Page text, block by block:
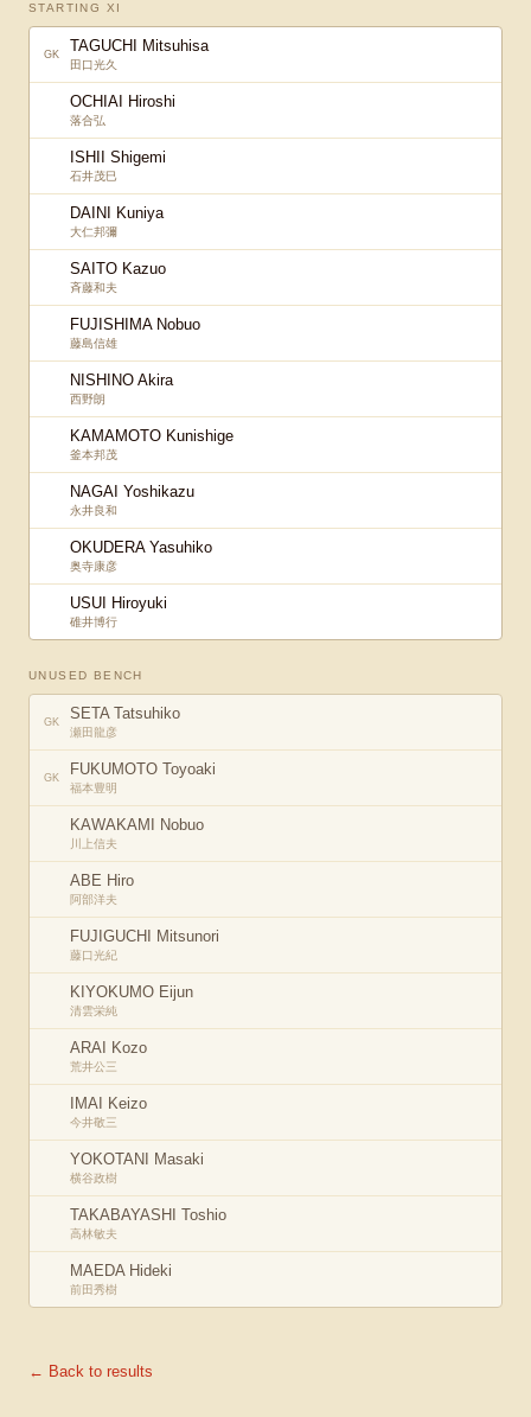
STARTING XI
GK TAGUCHI Mitsuhisa
田口光久
OCHIAI Hiroshi
落合弘
ISHII Shigemi
石井茂巳
DAINI Kuniya
大仁邦彌
SAITO Kazuo
斉藤和夫
FUJISHIMA Nobuo
藤島信雄
NISHINO Akira
西野朗
KAMAMOTO Kunishige
釜本邦茂
NAGAI Yoshikazu
永井良和
OKUDERA Yasuhiko
奥寺康彦
USUI Hiroyuki
碓井博行
UNUSED BENCH
GK SETA Tatsuhiko
瀬田龍彦
GK FUKUMOTO Toyoaki
福本豊明
KAWAKAMI Nobuo
川上信夫
ABE Hiro
阿部洋夫
FUJIGUCHI Mitsunori
藤口光紀
KIYOKUMO Eijun
清雲栄純
ARAI Kozo
荒井公三
IMAI Keizo
今井敬三
YOKOTANI Masaki
横谷政樹
TAKABAYASHI Toshio
高林敏夫
MAEDA Hideki
前田秀樹
← Back to results